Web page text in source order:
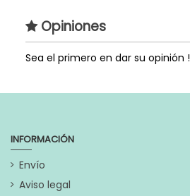
Opiniones
Sea el primero en dar su opinión !
INFORMACIÓN
Envío
Aviso legal